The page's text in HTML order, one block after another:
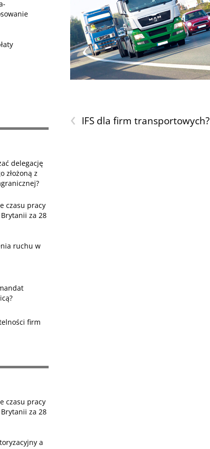
‹ IFS dla firm transportowych?
delegację
złożoną z
czasu pracy
za 28
ruchu w
firm
czasu pracy
za 28
a